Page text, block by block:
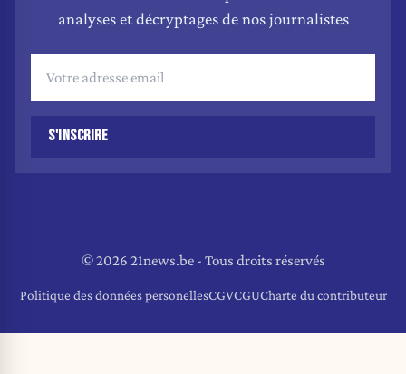
analyses et décryptages de nos journalistes
S'INSCRIRE
© 2026 21news.be - Tous droits réservés
Politique des données personellesCGVCGUCharte du contributeur